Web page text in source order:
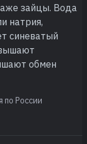
зайцы. Вода
натрия,
синеватый
обмен
по России